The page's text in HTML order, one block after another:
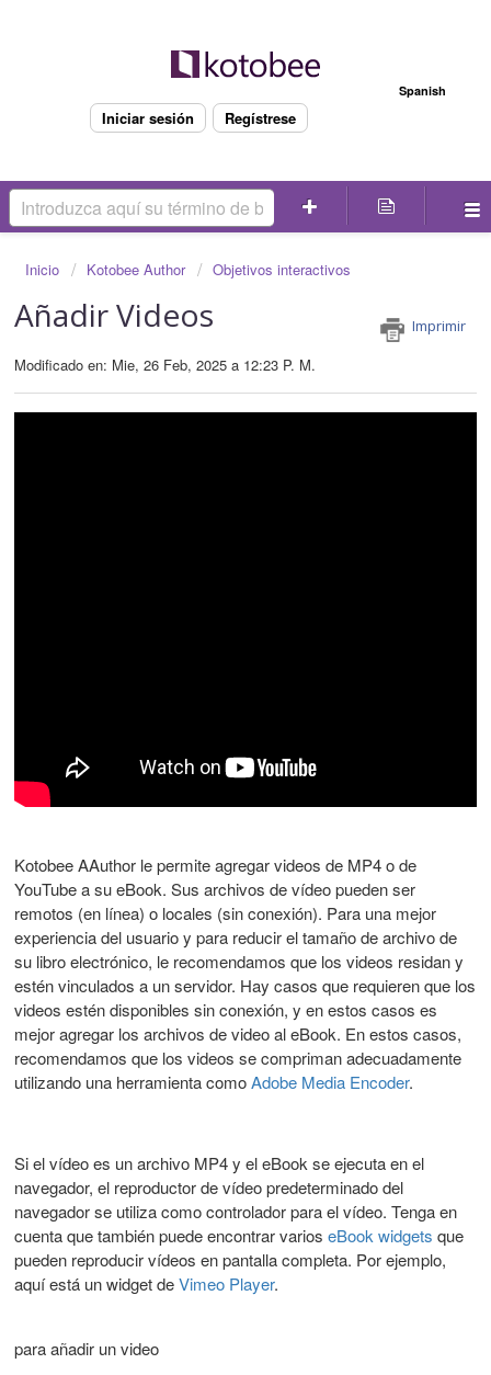
Spanish
Iniciar sesión Regístrese
Inicio Kotobee Author Objetivos interactivos
Añadir Videos Imprimir
Modificado en: Mie, 26 Feb, 2025 a 12:23 P. M.
Kotobee AAuthor le permite agregar videos de MP4 o de
YouTube a su eBook. Sus archivos de vídeo pueden ser
remotos (en línea) o locales (sin conexión). Para una mejor
experiencia del usuario y para reducir el tamaño de archivo de
su libro electrónico, le recomendamos que los videos residan y
estén vinculados a un servidor. Hay casos que requieren que los
videos estén disponibles sin conexión, y en estos casos es
mejor agregar los archivos de video al eBook. En estos casos,
recomendamos que los videos se compriman adecuadamente
utilizando una herramienta comoAdobe Media Encoder.
Si el vídeo es un archivo MP4 y el eBook se ejecuta en el
navegador, el reproductor de vídeo predeterminado del
navegador se utiliza como controlador para el vídeo. Tenga en
cuenta que también puede encontrar varios eBook widgets que
pueden reproducir vídeos en pantalla completa. Por ejemplo,
aquí está un widget deVimeo Player.
para añadir un video